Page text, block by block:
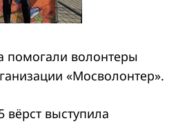
помогали волонтеры
«Мосволонтер».
выступила